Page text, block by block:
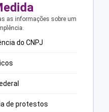
as informações sobre um
do CNPJ
de protestos